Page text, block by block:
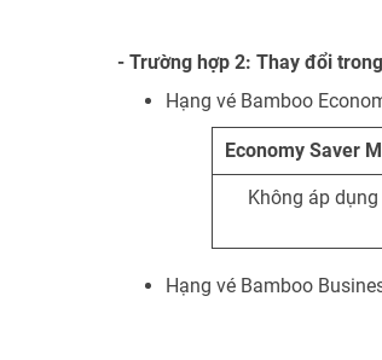
- Trường hợp 2: Thay đổi
Hạng vé Bamboo
Economy Saver
Không áp dụng
Hạng vé Bamboo